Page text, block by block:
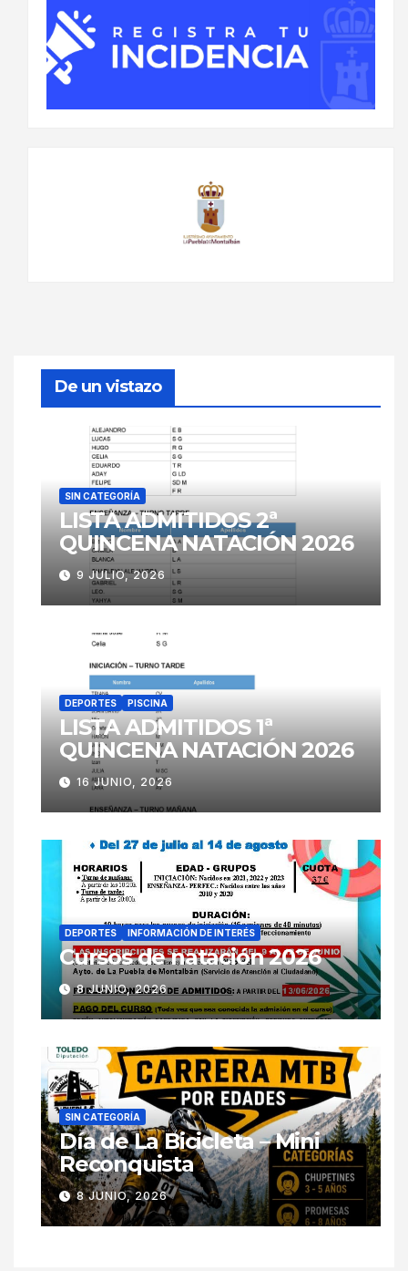
De un vistazo
SIN CATEGORÍA
LISTA ADMITIDOS 2ª
QUINCENA NATACIÓN 2026
9 JULIO, 2026
DEPORTES PISCINA
LISTA ADMITIDOS 1ª
QUINCENA NATACIÓN 2026
16 JUNIO, 2026
DEPORTES INFORMACIÓN DE INTERÉS
Cursos de natación 2026
8 JUNIO, 2026
SIN CATEGORÍA
Día de La Bicicleta – Mini
Reconquista
8 JUNIO, 2026